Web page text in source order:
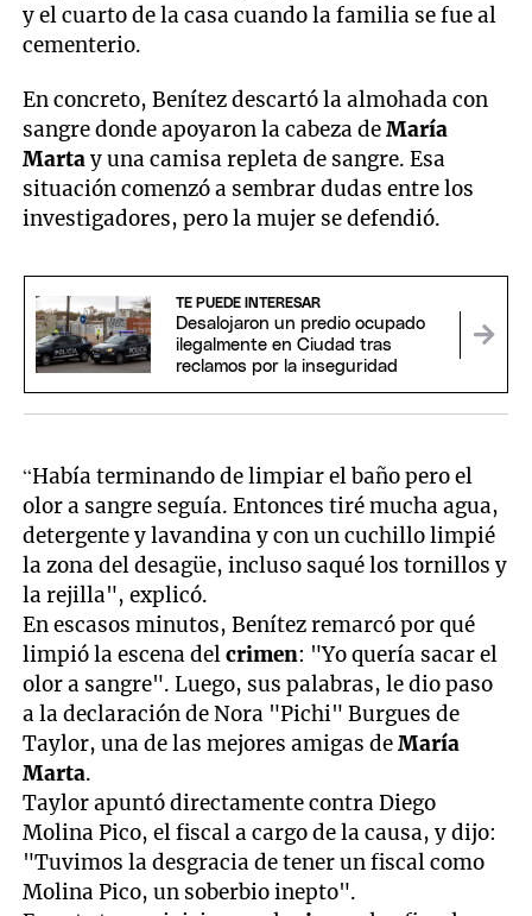
y el cuarto de la casa cuando la familia se fue al
cementerio.
En concreto, Benítez descartó la almohada con
sangre donde apoyaron la cabeza deMaría
Martay una camisa repleta de sangre. Esa
situación comenzó a sembrar dudas entre los
investigadores, pero la mujer se defendió.
TE PUEDE INTERESAR
Desalojaron un predio ocupado
ilegalmente en Ciudad tras
reclamos por la inseguridad
“Había terminando de limpiar el baño pero el
olor a sangre seguía. Entonces tiré mucha agua,
detergente y lavandina y con un cuchillo limpié
la zona del desagüe, incluso saqué los tornillos y
la rejilla", explicó.
En escasos minutos, Benítez remarcó por qué
limpió la escena delcrimen: "Yo quería sacar el
olor a sangre". Luego, sus palabras, le dio paso
a la declaración de Nora "Pichi" Burgues de
Taylor, una de las mejores amigas deMaría
Marta.
Taylor apuntó directamente contra Diego
Molina Pico, el fiscal a cargo de la causa, y dijo:
"Tuvimos la desgracia de tener un fiscal como
Molina Pico, un soberbio inepto".